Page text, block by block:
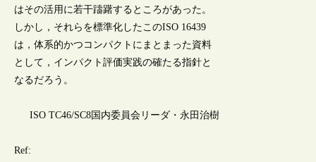
はその活用に若干躊躇するところがあった。
しかし，それらを標準化したこのISO 16439
は，体系的かつコンパクトにまとまった資料
として，インパクト評価実践の確たる指針と
なるだろう。
ISO TC46/SC8国内委員会リーダ・永田治樹
Ref: